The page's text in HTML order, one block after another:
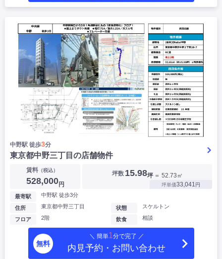
中野駅 徒歩3分
東京都中野三丁目の店舗物件
賃料（税込）
528,000円
坪数 15.98坪 ＝ 52.73㎡
坪単価33,041円
最寄駅 中野駅 徒歩3分
住所 東京都中野三丁目
フロア 2階
状態 スケルトン
飲食 相談
無料
＼ 簡単1分で完了 ／
内見予約・お問い合わせ